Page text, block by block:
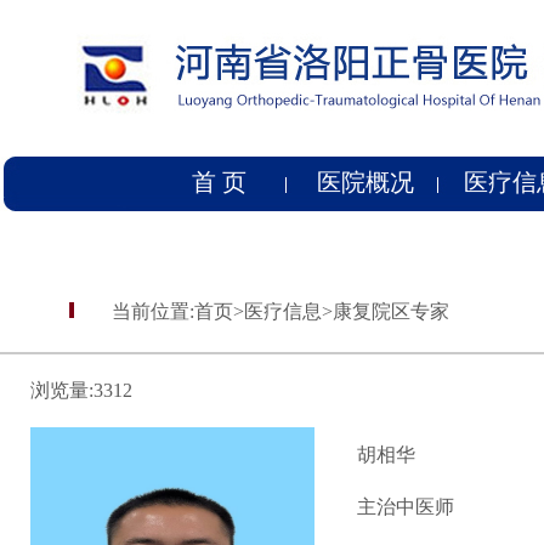
首 页 医院概况 医疗信
当前位置:首页>医疗信息>康复院区专家
浏览量:3312
胡相华
主治中医师